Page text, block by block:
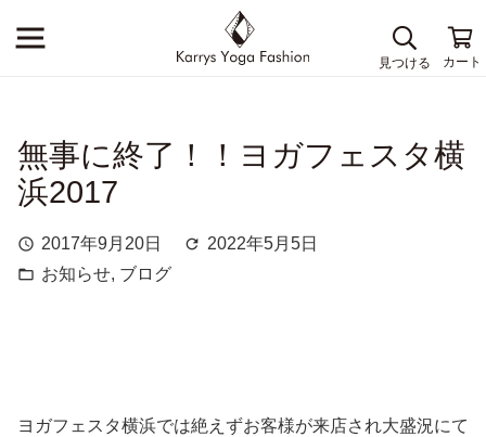
無事に終了！！ヨガフェスタ横
浜2017
schedule 2017年9月20日 refresh 2022年5月5日
folder_open お知らせ, ブログ
ヨガフェスタ横浜では絶えずお客様が来店され大盛況にて